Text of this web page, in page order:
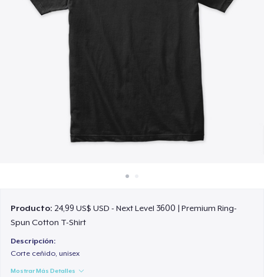
Producto: 24,99 US$ USD - Next Level 3600 | Premium Ring-
Spun Cotton T-Shirt
Descripción:
Corte ceñido, unisex
Mostrar Más Detalles